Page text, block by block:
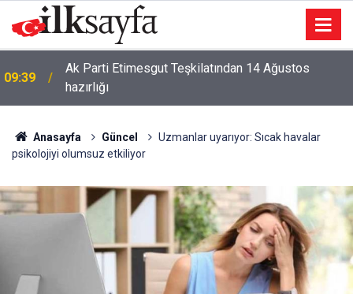
09:39
Ak Parti Etimesgut Teşkilatından 14 Ağustos
hazırlığı
Anasayfa Güncel
Uzmanlar uyarıyor: Sıcak havalar
psikolojiyi olumsuz etkiliyor